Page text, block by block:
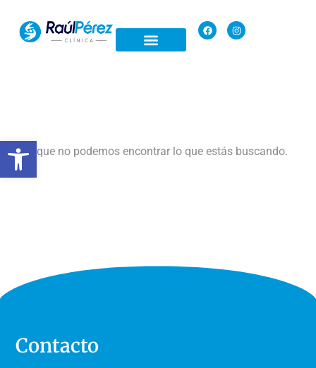
Open toolbar
Parece que no podemos encontrar lo que estás buscando.
Contacto